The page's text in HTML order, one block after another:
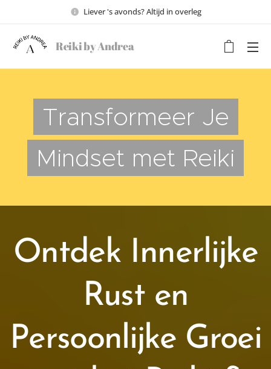
Liever 's avonds? Altijd in overleg
Reiki by Andrea
Transformeer Je
Mindset met Reiki
Ontdek Innerlijke
Rust en
Persoonlijke Groei